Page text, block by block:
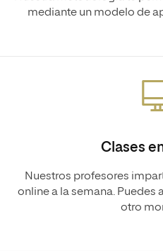
mediante un modelo de
Clases
Nuestros profesores
online a la semana. Puedes
otro